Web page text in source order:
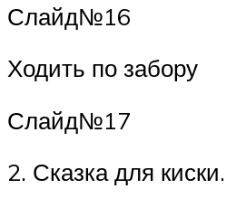
Слайд№16
Ходить по забору
Слайд№17
2. Сказка для киски.